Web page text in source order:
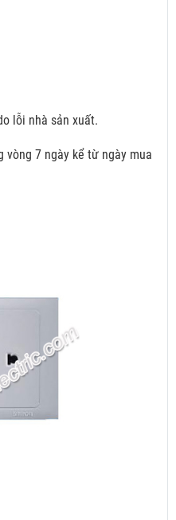
lỗi nhà sản xuất.
7 ngày kể từ ngày mua